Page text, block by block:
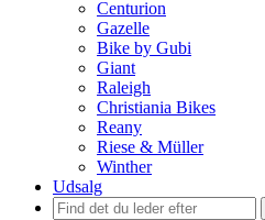
Centurion
Gazelle
Bike by Gubi
Giant
Raleigh
Christiania Bikes
Reany
Riese & Müller
Winther
Udsalg